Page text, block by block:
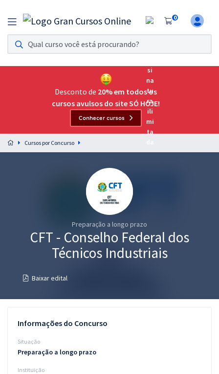
0
Assinatura Ilimitada 11
Acesso a todos os cursos. Teste grátis por 7 dias!
Assinatura OAB Até Passar
Acesso ilimitado a toda preparação para o Exame da
Preparação completa e intensiva para as principais
residências em saúde do Brasil
Questões grátis
Conteúdo gratuito
Desconto de 20% em todos os
cursos avulsos do site SÓ HOJE!
Conhecer cursos
Cursos por Concurso
Preparação a longo prazo
CFT - Conselho Federal dos
Técnicos Industriais
Baixar edital
Informações do Concurso
Situação
Preparação a longo prazo
Instituição